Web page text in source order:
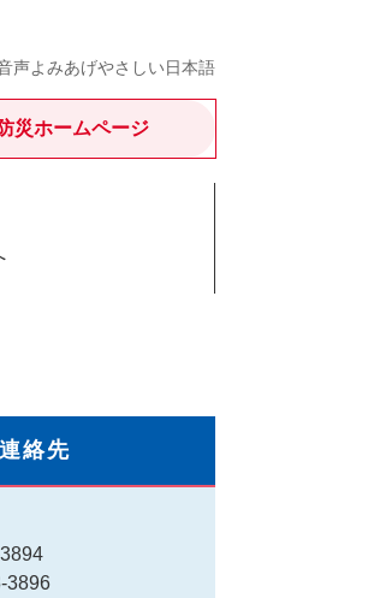
声よみあげやさしい日本語
防災ホームページ
連絡先
3896